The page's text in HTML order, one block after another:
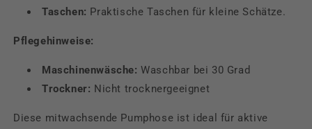
Taschen: Praktische Taschen für kleine Schätze.
Pflegehinweise:
Maschinenwäsche: Waschbar bei 30 Grad
Trockner: Nicht trocknergeeignet
Diese mitwachsende Pumphose ist ideal für aktive